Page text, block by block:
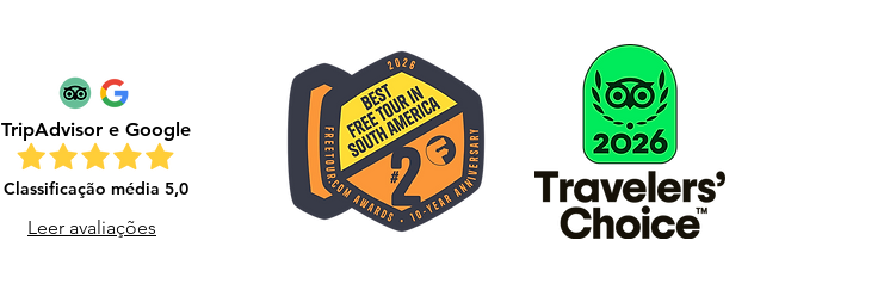
TripAdvisor e Google
Leer avaliações
Classificação média 5,0